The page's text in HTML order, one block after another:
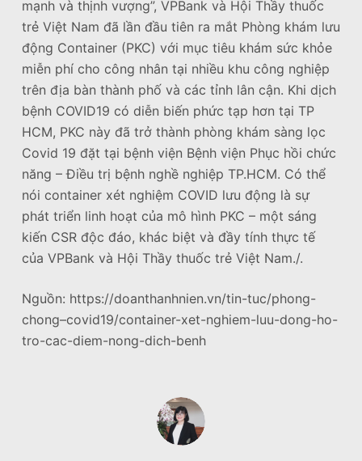
mạnh và thịnh vượng”, VPBank và Hội Thầy thuốc
trẻ Việt Nam đã lần đầu tiên ra mắt Phòng khám lưu
động Container (PKC) với mục tiêu khám sức khỏe
miễn phí cho công nhân tại nhiều khu công nghiệp
trên địa bàn thành phố và các tỉnh lân cận. Khi dịch
bệnh COVID19 có diễn biến phức tạp hơn tại TP
HCM, PKC này đã trở thành phòng khám sàng lọc
Covid 19 đặt tại bệnh viện Bệnh viện Phục hồi chức
năng – Điều trị bệnh nghề nghiệp TP.HCM. Có thể
nói container xét nghiệm COVID lưu động là sự
phát triển linh hoạt của mô hình PKC – một sáng
kiến CSR độc đáo, khác biệt và đầy tính thực tế
của VPBank và Hội Thầy thuốc trẻ Việt Nam./.
Nguồn: https://doanthanhnien.vn/tin-tuc/phong-
chong–covid19/container-xet-nghiem-luu-dong-ho-
tro-cac-diem-nong-dich-benh